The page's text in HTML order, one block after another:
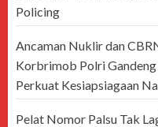
Policing
Ancaman Nuklir dan
Korbrimob Polri
Perkuat Kesiapsiagaan
Pelat Nomor Palsu Tak